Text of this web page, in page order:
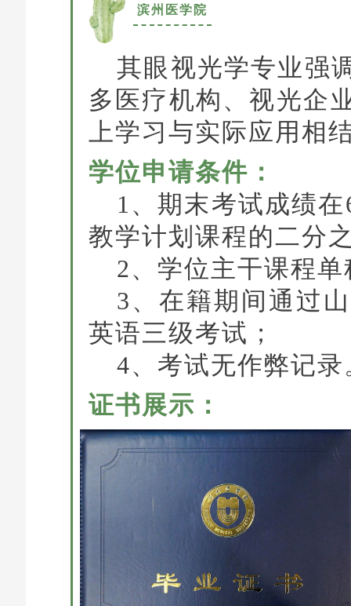
滨州医学院
其眼视光学专业强
多医疗机构、视光企
上学习与实际应用相
学位申请条件：
1、期末考试成绩
教学计划课程的二分
2、学位主干课程
3、在籍期间通过
英语三级考试；
4、考试无作弊记录
证书展示：